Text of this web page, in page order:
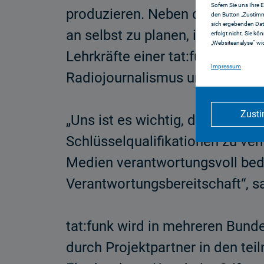
Sofern Sie uns Ihre
den Button
sich ergebenden
erfolgt nicht. Sie
„Websiteanalyse“
Impressum
produzieren. Neben den
an selbst zu planen, ihre
Lehrkräfte einer tat:funk-
Radiojournalismus und
„Uns ist es wichtig, den
Schlüsselqualifikationen zu
Medien verantwortungsvoll
Verantwortungsbereit­schaft“,
tat:funk wird in mehreren
durch Projektpartner in den